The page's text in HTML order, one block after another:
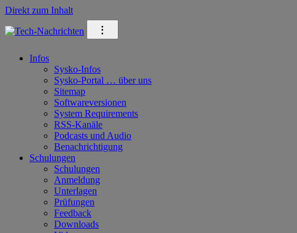
Direkt zum Inhalt
⁝
Infos
Sysko-Infos
Sysko-Portal … über uns
Sitemap
Softwareversionen
System Requirements
RSS-Kanäle
Podcasts und Audio
Benachrichtigung
Schulungen
Schulungen
Anmeldung
Unterlagen
Prüfungen
Feedback
Downloads